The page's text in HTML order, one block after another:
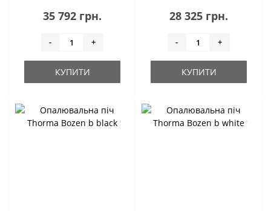
35 792 грн.
- +
КУПИТИ
28 325 грн.
- +
КУПИТИ